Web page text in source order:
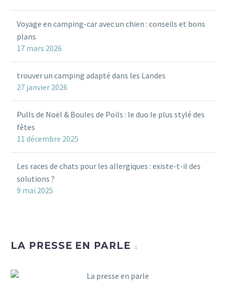
Voyage en camping-car avec un chien : conseils et bons
plans
17 mars 2026
trouver un camping adapté dans les Landes
27 janvier 2026
Pulls de Noël & Boules de Poils : le duo le plus stylé des
fêtes
11 décembre 2025
Les races de chats pour les allergiques : existe-t-il des
solutions ?
9 mai 2025
LA PRESSE EN PARLE